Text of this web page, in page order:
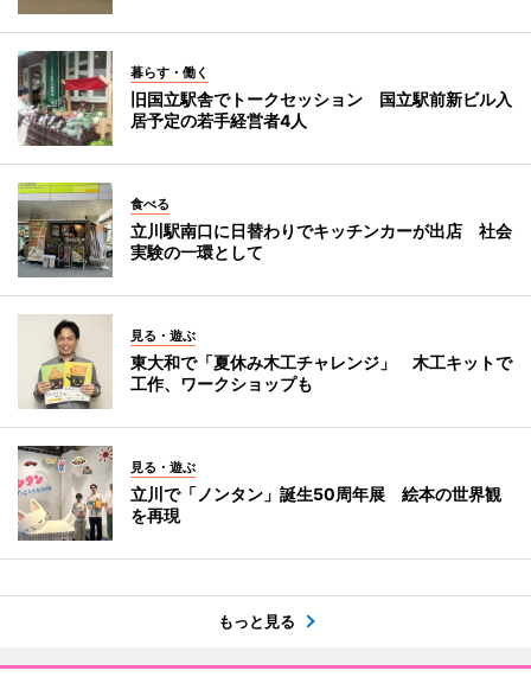
暮らす・働く
旧国立駅舎でトークセッション 国立駅前新ビル入
居予定の若手経営者4人
食べる
立川駅南口に日替わりでキッチンカーが出店 社会
実験の一環として
見る・遊ぶ
東大和で「夏休み木工チャレンジ」 木工キットで
工作、ワークショップも
見る・遊ぶ
立川で「ノンタン」誕生50周年展 絵本の世界観
を再現
もっと見る